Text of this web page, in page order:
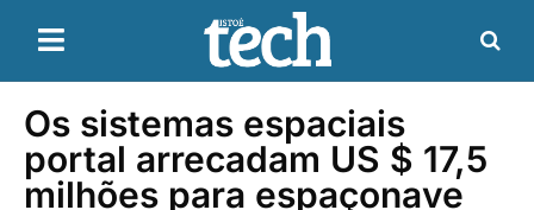
Os sistemas espaciais
portal arrecadam US $ 17,5
milhões para espaçonave